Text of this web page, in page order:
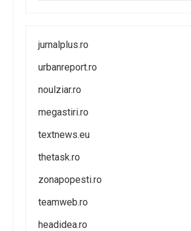
jurnalplus.ro
urbanreport.ro
noulziar.ro
megastiri.ro
textnews.eu
thetask.ro
zonapopesti.ro
teamweb.ro
headidea.ro